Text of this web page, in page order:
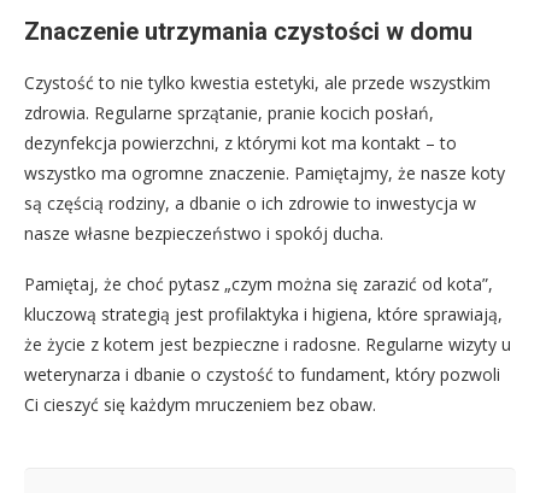
Znaczenie utrzymania czystości w domu
Czystość to nie tylko kwestia estetyki, ale przede wszystkim
zdrowia. Regularne sprzątanie, pranie kocich posłań,
dezynfekcja powierzchni, z którymi kot ma kontakt – to
wszystko ma ogromne znaczenie. Pamiętajmy, że nasze koty
są częścią rodziny, a dbanie o ich zdrowie to inwestycja w
nasze własne bezpieczeństwo i spokój ducha.
Pamiętaj, że choć pytasz „czym można się zarazić od kota”,
kluczową strategią jest profilaktyka i higiena, które sprawiają,
że życie z kotem jest bezpieczne i radosne. Regularne wizyty u
weterynarza i dbanie o czystość to fundament, który pozwoli
Ci cieszyć się każdym mruczeniem bez obaw.